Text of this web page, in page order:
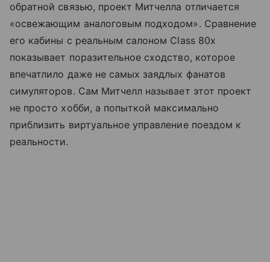
обратной связью, проект Митчелла отличается
«освежающим аналоговым подходом». Сравнение
его кабины с реальным салоном Class 80x
показывает поразительное сходство, которое
впечатлило даже не самых заядлых фанатов
симуляторов. Сам Митчелл называет этот проект
не просто хобби, а попыткой максимально
приблизить виртуальное управление поездом к
реальности.